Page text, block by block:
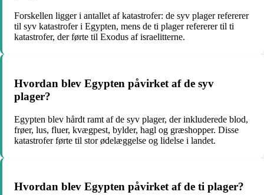
Forskellen ligger i antallet af katastrofer: de syv plager refererer
til syv katastrofer i Egypten, mens de ti plager refererer til ti
katastrofer, der førte til Exodus af israelitterne.
Hvordan blev Egypten påvirket af de syv
plager?
Egypten blev hårdt ramt af de syv plager, der inkluderede blod,
frøer, lus, fluer, kvægpest, bylder, hagl og græshopper. Disse
katastrofer førte til stor ødelæggelse og lidelse i landet.
Hvordan blev Egypten påvirket af de ti plager?